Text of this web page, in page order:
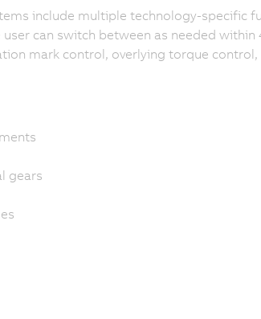
include multiple technology-specific
can switch between as needed
mark control, overlying torque
gears